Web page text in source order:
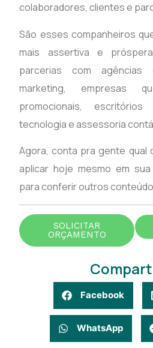
colaboradores, clientes e
São esses companheiros
mais assertiva e
parcerias com agências
marketing, empresas
promocionais,
tecnologia e assessoria
Agora, conta pra gente qual
aplicar hoje mesmo em
para conferir outros
SOLICITAR
ORÇAMENTO
Facebook
WhatsApp